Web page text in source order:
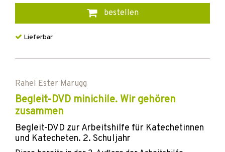
bestellen
Lieferbar
Rahel Ester Marugg
Begleit-DVD minichile. Wir gehören
zusammen
Begleit-DVD zur Arbeitshilfe für Katechetinnen
und Katecheten. 2. Schuljahr